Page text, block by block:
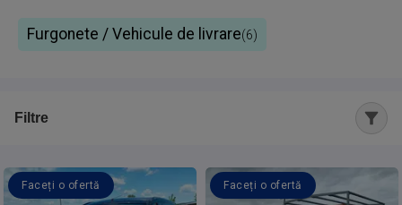
Furgonete / Vehicule de livrare(6)
Filtre
Faceți o ofertă Faceți o ofertă